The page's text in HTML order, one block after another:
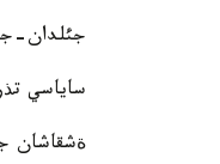
جئلدان-
ساياسي
ةشقاشان